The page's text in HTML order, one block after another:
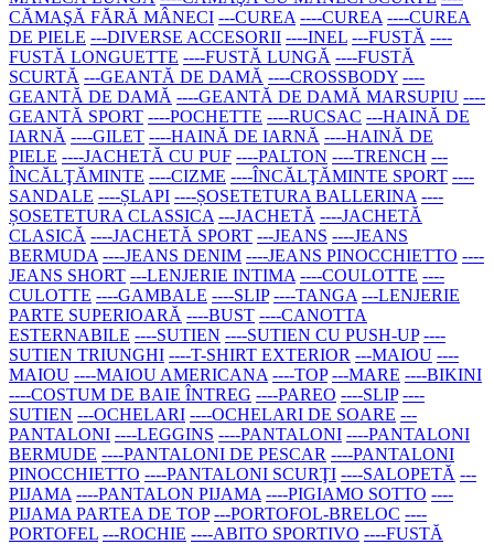
CĂMAŞĂ FĂRĂ MÂNECI ---CUREA ----CUREA ----CUREA
DE PIELE ---DIVERSE ACCESORII ----INEL ---FUSTĂ ----
FUSTĂ LONGUETTE ----FUSTĂ LUNGĂ ----FUSTĂ
SCURTĂ ---GEANTĂ DE DAMĂ ----CROSSBODY ----
GEANTĂ DE DAMĂ ----GEANTĂ DE DAMĂ MARSUPIU ----
GEANTĂ SPORT ----POCHETTE ----RUCSAC ---HAINĂ DE
IARNĂ ----GILET ----HAINĂ DE IARNĂ ----HAINĂ DE
PIELE ----JACHETĂ CU PUF ----PALTON ----TRENCH ---
ÎNCĂLŢĂMINTE ----CIZME ----ÎNCĂLŢĂMINTE SPORT ----
SANDALE ----ȘLAPI ----ȘOSETETURA BALLERINA ----
ȘOSETETURA CLASSICA ---JACHETĂ ----JACHETĂ
CLASICĂ ----JACHETĂ SPORT ---JEANS ----JEANS
BERMUDA ----JEANS DENIM ----JEANS PINOCCHIETTO ----
JEANS SHORT ---LENJERIE INTIMA ----COULOTTE ----
CULOTTE ----GAMBALE ----SLIP ----TANGA ---LENJERIE
PARTE SUPERIOARĂ ----BUST ----CANOTTA
ESTERNABILE ----SUTIEN ----SUTIEN CU PUSH-UP ----
SUTIEN TRIUNGHI ----T-SHIRT EXTERIOR ---MAIOU ----
MAIOU ----MAIOU AMERICANA ----TOP ---MARE ----BIKINI
----COSTUM DE BAIE ÎNTREG ----PAREO ----SLIP ----
SUTIEN ---OCHELARI ----OCHELARI DE SOARE ---
PANTALONI ----LEGGINS ----PANTALONI ----PANTALONI
BERMUDE ----PANTALONI DE PESCAR ----PANTALONI
PINOCCHIETTO ----PANTALONI SCURŢI ----SALOPETĂ ---
PIJAMA ----PANTALON PIJAMA ----PIGIAMO SOTTO ----
PIJAMA PARTEA DE TOP ---PORTOFOL-BRELOC ----
PORTOFEL ---ROCHIE ----ABITO SPORTIVO ----FUSTĂ